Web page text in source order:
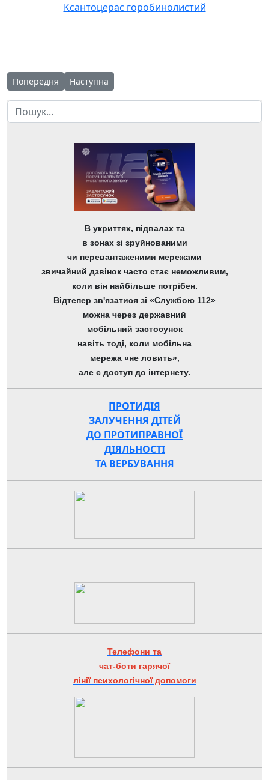
Ксантоцерас горобинолистий
Попередня стаття: До ЧОНЛ надійшла посилка з цибулинами
Попередня Наступна стаття: Завершується робота над
Наступна
Пошук
В укриттях, підвалах та
в зонах зі зруйнованими
чи перевантаженими мережами
звичайний дзвінок часто стає неможливим,
коли він найбільше потрібен.
Відтепер зв'язатися зі «Службою 112»
можна через державний
мобільний застосунок
навіть тоді, коли мобільна
мережа «не ловить»,
але є доступ до інтернету.
ПРОТИДІЯ
ЗАЛУЧЕННЯ ДІТЕЙ
ДО ПРОТИПРАВНОЇ
ДІЯЛЬНОСТІ
ТА ВЕРБУВАННЯ
Телефони та
чат-боти гарячої
лінії психологічної допомоги